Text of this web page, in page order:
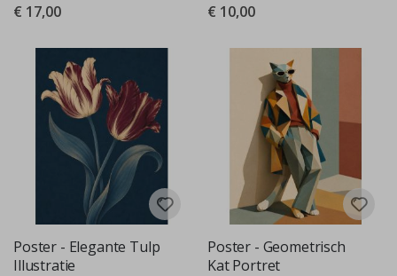
€ 17,00
€ 10,00
Poster - Elegante Tulp
Illustratie
Poster - Geometrisch
Kat Portret